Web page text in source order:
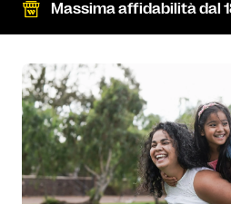
Massima affidabilità dal